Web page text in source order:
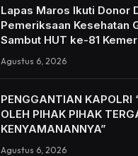
Lapas Maros Ikuti Donor
Pemeriksaan Kesehatan
Sambut HUT ke-81
Agustus 6, 2026
PENGGANTIAN KAPOLRI
OLEH PIHAK PIHAK
KENYAMANANNYA”
Agustus 6, 2026